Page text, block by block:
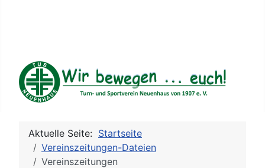
Aktuelle Seite: Startseite
Vereinszeitungen-Dateien
Vereinszeitungen